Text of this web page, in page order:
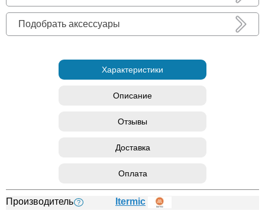
Подобрать аксессуары
Характеристики
Описание
Отзывы
Доставка
Оплата
Производитель ?
Itermic